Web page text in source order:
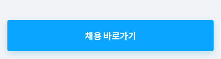
채용 바로가기